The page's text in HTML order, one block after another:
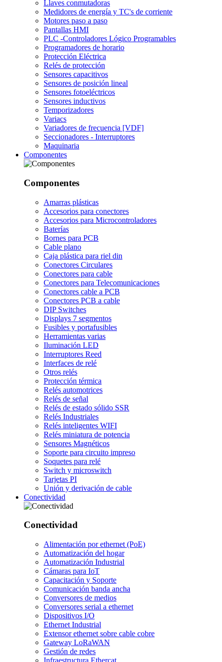
Llaves conmutadoras
Medidores de energía y TC's de corriente
Motores paso a paso
Pantallas HMI
PLC -Controladores Lógico Programables
Programadores de horario
Protección Eléctrica
Relés de protección
Sensores capacitivos
Sensores de posición lineal
Sensores fotoeléctricos
Sensores inductivos
Temporizadores
Variacs
Variadores de frecuencia [VDF]
Seccionadores - Interruptores
Maquinaria
Componentes
Componentes
Amarras plásticas
Accesorios para conectores
Accesorios para Microcontroladores
Baterías
Bornes para PCB
Cable plano
Caja plástica para riel din
Conectores Circulares
Conectores para cable
Conectores para Telecomunicaciones
Conectores cable a PCB
Conectores PCB a cable
DIP Switches
Displays 7 segmentos
Fusibles y portafusibles
Herramientas varias
Iluminación LED
Interruptores Reed
Interfaces de relé
Otros relés
Protección térmica
Relés automotrices
Relés de señal
Relés de estado sólido SSR
Relés Industriales
Relés inteligentes WIFI
Relés miniatura de potencia
Sensores Magnéticos
Soporte para circuito impreso
Soquetes para relé
Switch y microswitch
Tarjetas PI
Unión y derivación de cable
Conectividad
Conectividad
Alimentación por ethernet (PoE)
Automatización del hogar
Automatización Industrial
Cámaras para IoT
Capacitación y Soporte
Comunicación banda ancha
Conversores de medios
Conversores serial a ethernet
Dispositivos I/O
Ethernet Industrial
Extensor ethernet sobre cable cobre
Gateway LoRaWAN
Gestión de redes